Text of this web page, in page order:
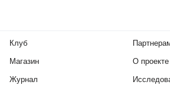
Клуб
Магазин
Журнал
О проекте